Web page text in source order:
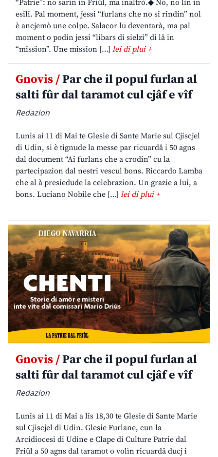
“Patrie”: no sarin in Friûl, ma inaltrò.◆ No, no lìn in
esili. Pal moment, jessi “furlans che no si rindin” nol
è ancjemò une colpe. Salacor lu deventarà, ma pal
moment o podin jessi “libars di sielzi” di lâ in
“mission”. Une mission […] lei di plui +
Gnovis /Par che il popul furlan al
salti fûr dal taramot cul cjâf e vîf
Redazion
Lunis ai 11 di Mai te Glesie di Sante Marie sul Cjiscjel
di Udin, si è tignude la messe par ricuardâ i 50 agns
dal document “Ai furlans che a crodin” cu la
partecipazion dal nestri vescul bons. Riccardo Lamba
che al à presiedude la celebrazion. Un grazie a lui, a
bons. Luciano Nobile che […] lei di plui +
Gnovis /Par che il popul furlan al
salti fûr dal taramot cul cjâf e vîf
Redazion
Lunis ai 11 di Mai a lis 18,30 te Glesie di Sante Marie
sul Cjiscjel di Udin. Glesie Furlane, cun la
Arcidiocesi di Udine e Clape di Culture Patrie dal
Friûl a 50 agns dal taramot o volìn ricuardâ ducj i